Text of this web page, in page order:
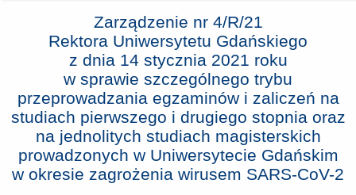
Zarządzenie nr 4/R/21
Rektora Uniwersytetu Gdańskiego
z dnia 14 stycznia 2021 roku
w sprawie szczególnego trybu
przeprowadzania egzaminów i zaliczeń na
studiach pierwszego i drugiego stopnia oraz
na jednolitych studiach magisterskich
prowadzonych w Uniwersytecie Gdańskim
w okresie zagrożenia wirusem SARS-CoV-2